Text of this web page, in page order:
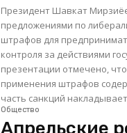
Президент Шавкат
предложениями по
штрафов для
контроля за действиями
презентации отмечено,
применения штрафов
часть санкций
Общество